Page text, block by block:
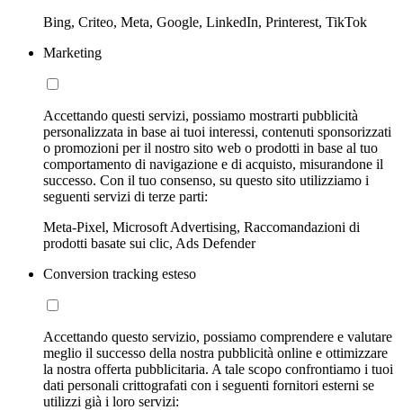
Bing, Criteo, Meta, Google, LinkedIn, Printerest, TikTok
Marketing
Accettando questi servizi, possiamo mostrarti pubblicità
personalizzata in base ai tuoi interessi, contenuti sponsorizzati
o promozioni per il nostro sito web o prodotti in base al tuo
comportamento di navigazione e di acquisto, misurandone il
successo. Con il tuo consenso, su questo sito utilizziamo i
seguenti servizi di terze parti:
Meta-Pixel, Microsoft Advertising, Raccomandazioni di
prodotti basate sui clic, Ads Defender
Conversion tracking esteso
Accettando questo servizio, possiamo comprendere e valutare
meglio il successo della nostra pubblicità online e ottimizzare
la nostra offerta pubblicitaria. A tale scopo confrontiamo i tuoi
dati personali crittografati con i seguenti fornitori esterni se
utilizzi già i loro servizi: